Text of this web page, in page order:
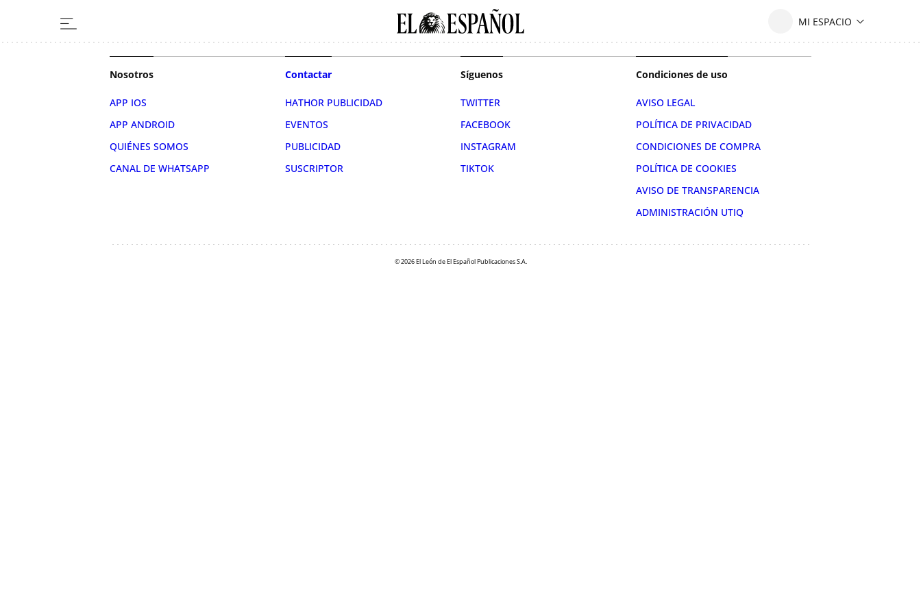
Nosotros
APP IOS
APP ANDROID
QUIÉNES SOMOS
CANAL DE WHATSAPP
Contactar
HATHOR PUBLICIDAD
EVENTOS
PUBLICIDAD
SUSCRIPTOR
Síguenos
TWITTER
FACEBOOK
INSTAGRAM
TIKTOK
Condiciones de uso
AVISO LEGAL
POLÍTICA DE PRIVACIDAD
CONDICIONES DE COMPRA
POLÍTICA DE COOKIES
AVISO DE TRANSPARENCIA
ADMINISTRACIÓN UTIQ
© 2026 El León de El Español Publicaciones S.A.